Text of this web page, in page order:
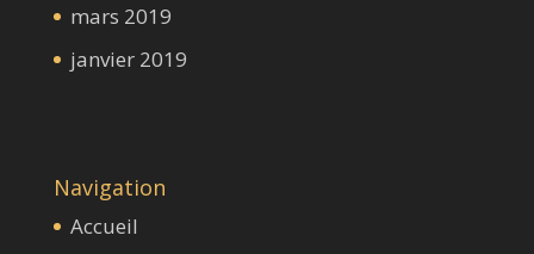
mars 2019
janvier 2019
Navigation
Accueil